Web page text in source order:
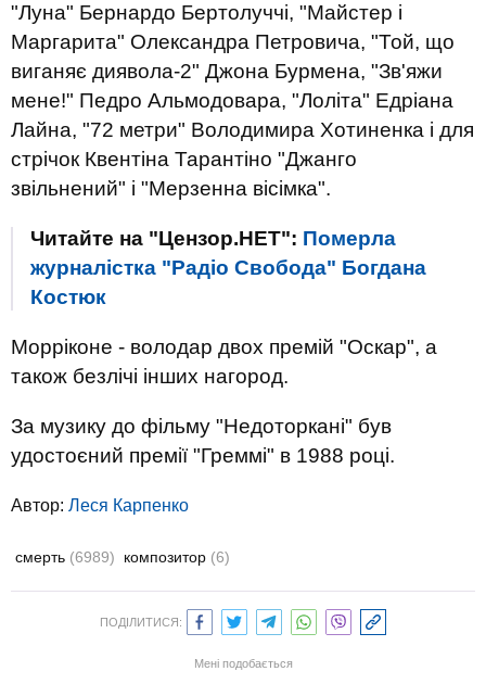
"Луна" Бернардо Бертолуччі, "Майстер і
Маргарита" Олександра Петровича, "Той, що
виганяє диявола-2" Джона Бурмена, "Зв'яжи
мене!" Педро Альмодовара, "Лоліта" Едріана
Лайна, "72 метри" Володимира Хотиненка і для
стрічок Квентіна Тарантіно "Джанго
звільнений" і "Мерзенна вісімка".
Читайте на "Цензор.НЕТ": Померла
журналістка "Радіо Свобода" Богдана
Костюк
Морріконе - володар двох премій "Оскар", а
також безлічі інших нагород.
За музику до фільму "Недоторкані" був
удостоєний премії "Греммі" в 1988 році.
Автор: Леся Карпенко
смерть (6989) композитор (6)
ПОДІЛИТИСЯ:
Мені подобається